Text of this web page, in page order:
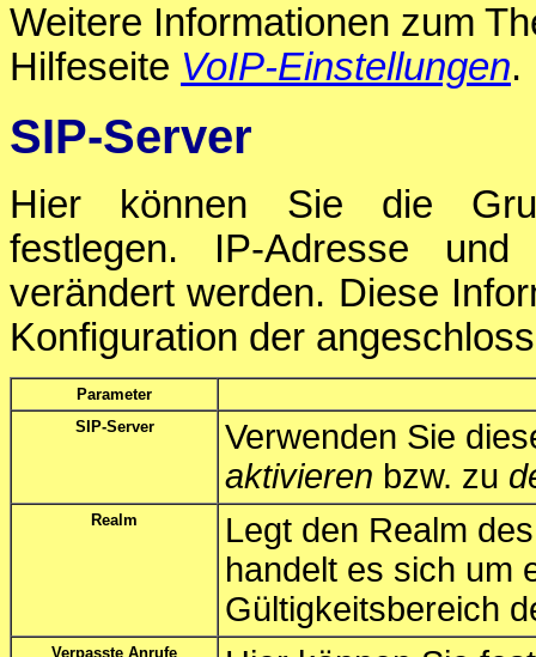
Weitere Informationen zum
Hilfeseite VoIP-Einstellungen.
SIP-Server
Hier können Sie die
festlegen. IP-Adresse
verändert werden. Diese
Konfiguration der
Parameter
SIP-Server
Verwenden Sie
aktivieren bzw. zu
Realm
Legt den Realm
handelt es sich um
Gültigkeitsbereich
Verpasste Anrufe